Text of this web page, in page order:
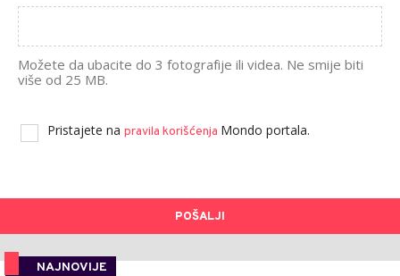
Možete da ubacite do 3 fotografije ili videa. Ne smije biti
više od 25 MB.
Pristajete na pravila korišćenja Mondo portala.
POŠALJI
NAJNOVIJE